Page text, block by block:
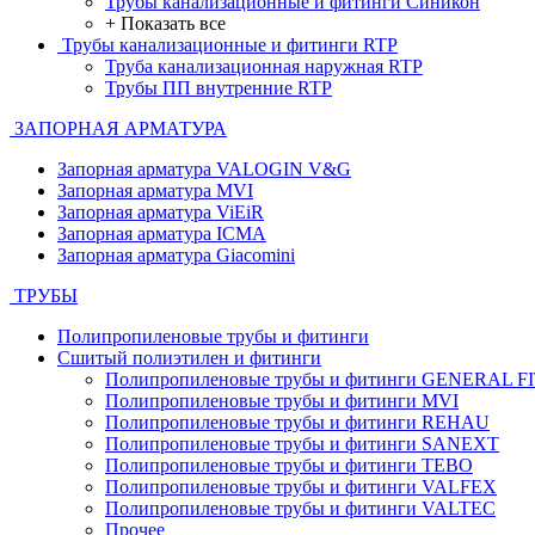
+ Показать все
Трубы канализационные и фитинги RTP
Труба канализационная наружная RTP
Трубы ПП внутренние RTP
ЗАПОРНАЯ АРМАТУРА
Запорная арматура VALOGIN V&G
Запорная арматура MVI
Запорная арматура ViEiR
Запорная арматура ICMA
Запорная арматура Giacomini
ТРУБЫ
Полипропиленовые трубы и фитинги
Сшитый полиэтилен и фитинги
Полипропиленовые трубы и фитинги GENERAL
Полипропиленовые трубы и фитинги MVI
Полипропиленовые трубы и фитинги REHAU
Полипропиленовые трубы и фитинги SANEXT
Полипропиленовые трубы и фитинги TEBO
Полипропиленовые трубы и фитинги VALFEX
Полипропиленовые трубы и фитинги VALTEC
Прочее